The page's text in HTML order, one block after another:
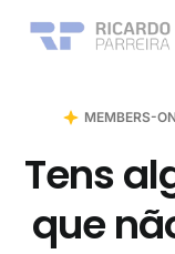
MEMBERS-
Tens
que